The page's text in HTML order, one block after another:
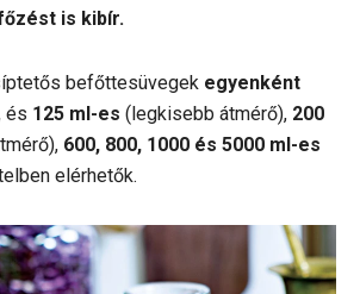
is kibír.
befőttesüvegek egyenként
és 125 ml-es (legkisebb átmérő), 200
600, 800, 1000 és 5000 ml-es
elérhetők.